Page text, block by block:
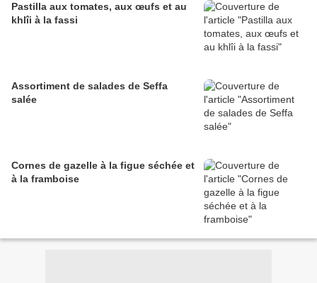
Pastilla aux tomates, aux œufs et au
khlîi à la fassi
Assortiment de salades de Seffa
salée
Cornes de gazelle à la figue séchée et
à la framboise